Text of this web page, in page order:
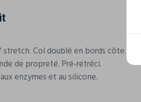
Col doublé en bords côte.
de propreté. Pré-rétréci.
enzymes et au silicone.